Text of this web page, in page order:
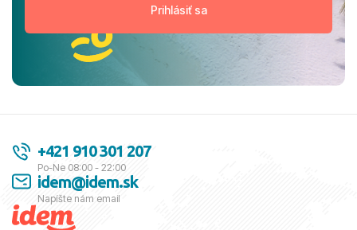
+421 910 301 207
Po-Ne 08:00 - 22:00
idem@idem.sk
Napíšte nám email